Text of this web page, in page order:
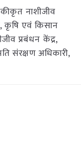
नाशीजीव
कृषि एवं किसान
प्रबंधन केंद्र,
संरक्षण अधिकारी,